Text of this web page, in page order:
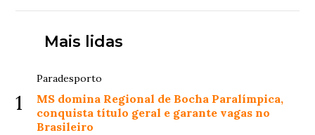
Mais lidas
1
Paradesporto
MS domina Regional de Bocha Paralímpica,
conquista título geral e garante vagas no
Brasileiro